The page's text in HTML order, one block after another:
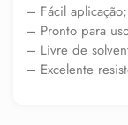
– Fácil aplicação;
– Pronto para
– Livre de
– Excelente